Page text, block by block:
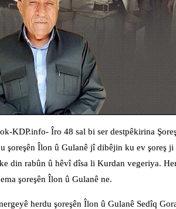
KDP.info- Îro 48 sal bi ser destpêkirina
şoreşên Îlon û Gulanê jî dibêjin ku ev şoreş
din rabûn û hêvî dîsa li Kurdan vegeriya.
şoreşên Îlon û Gulanê ne.
herdu şoreşên Îlon û Gulanê Sedîq